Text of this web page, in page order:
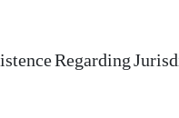
Regarding